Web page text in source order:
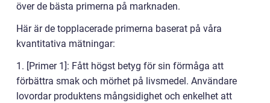
över de bästa primerna på marknaden.
Här är de topplacerade primerna baserat på våra
kvantitativa mätningar:
1. [Primer 1]: Fått högst betyg för sin förmåga att
förbättra smak och mörhet på livsmedel. Användare
lovordar produktens mångsidighet och enkelhet att